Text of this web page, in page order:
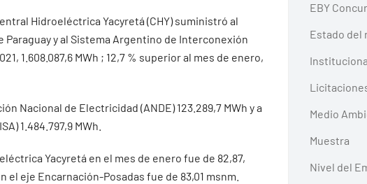
Hidroeléctrica Yacyretá (CHY) suministró al
Paraguay y al Sistema Argentino de Interconexión
1.608.087,6 MWh ; 12,7 % superior al mes de enero,
Nacional de Electricidad (ANDE) 123.289,7 MWh y a
1.484.797,9 MWh.
Yacyretá en el mes de enero fue de 82,87,
eje Encarnación-Posadas fue de 83,01 msnm.
EBY
Estado del
Medio
Muestra
Nivel del